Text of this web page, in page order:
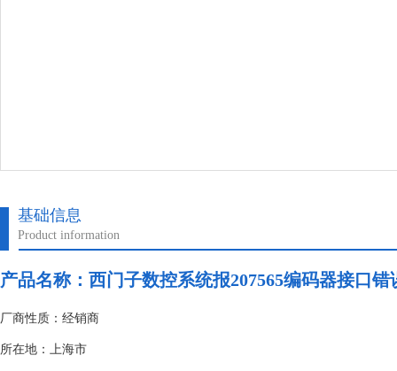
基础信息
Product information
产品名称： 西门子数控系统报207565编码器接口错
厂商性质：经销商
所在地：上海市